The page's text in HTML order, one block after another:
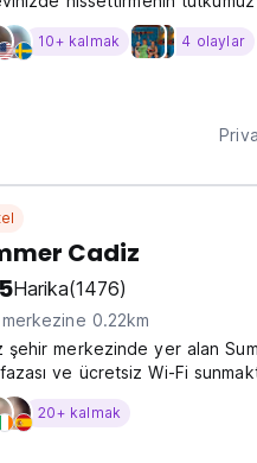
3, 4, 5 ve 7 kişilik
çift kişilik odamız bulunmaktadır.
10+ kalmak 4 olaylar
Cadiz
Harika(1476)
0.22km
şehir merkezinde yer alan
ve ücretsiz Wi-Fi
mesafesindedir.
20+ kalmak